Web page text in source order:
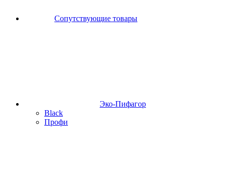
Сопутствующие товары
Эко-Пифагор
Black
Профи